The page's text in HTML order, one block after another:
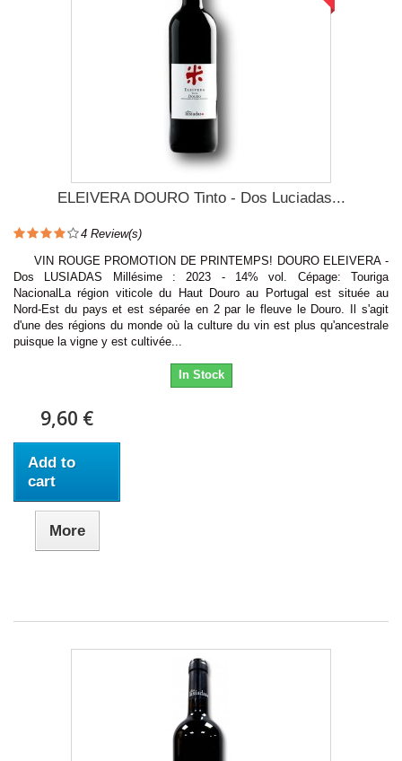
ELEIVERA DOURO Tinto - Dos Luciadas...
4 Review(s)
VIN ROUGE PROMOTION DE PRINTEMPS! DOURO ELEIVERA -
Dos LUSIADAS Millésime : 2023 - 14% vol. Cépage: Touriga
NacionalLa région viticole du Haut Douro au Portugal est située au
Nord-Est du pays et est séparée en 2 par le fleuve le Douro. Il s'agit
d'une des régions du monde où la culture du vin est plus qu'ancestrale
puisque la vigne y est cultivée...
In Stock
9,60 €
Add to
cart
More